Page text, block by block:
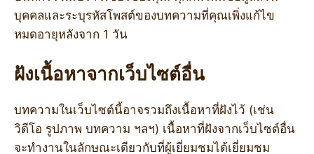
บุคคลและระบุรหัสโพสต์ของบทความที่คุณเพิ่งแก้ไข
หมดอายุหลังจาก 1 วัน
ฝังเนื้อหาจากเว็บไซต์อื่น
บทความในเว็บไซต์นี้อาจรวมถึงเนื้อหาที่ฝังไว้ (เช่น
วิดีโอ รูปภาพ บทความ ฯลฯ) เนื้อหาที่ฝังจากเว็บไซต์อื่น
จะทำงานในลักษณะเดียวกับที่ผู้เยี่ยมชมได้เยี่ยมชม